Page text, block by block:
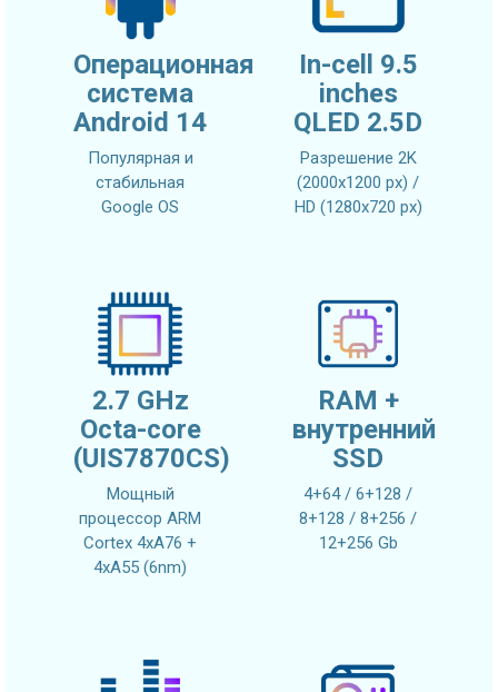
Операционная
система
Android 14
Популярная и
стабильная
Google OS
In-cell 9.5
inches
QLED 2.5D
Разрешение 2K
(2000x1200 px) /
HD (1280x720 px)
2.7 GHz
Octa-core
(UIS7870CS)
Мощный
процессор ARM
Cortex 4xA76 +
4xA55 (6nm)
RAM +
внутренний
SSD
4+64 / 6+128 /
8+128 / 8+256 /
12+256 Gb